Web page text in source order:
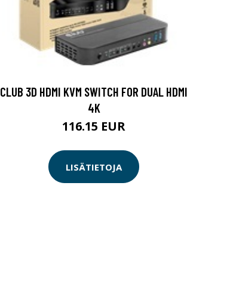
CLUB 3D HDMI KVM SWITCH FOR DUAL HDMI
4K
116.15 EUR
LISÄTIETOJA